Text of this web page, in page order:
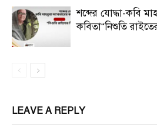
শব্দের যোদ্ধা-কবি
কবিতা“নিশুতি রাইতের
LEAVE A REPLY